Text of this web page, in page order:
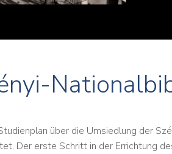
über die Umsiedlung der
Der erste Schritt in der Errichtung